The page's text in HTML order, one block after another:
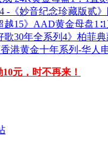
-《妙音纪念珍藏版贰
越15》AAD黄金母盘
歌30年全系列4》柏菲
港黄金十年系列-华人
元，时不再来！